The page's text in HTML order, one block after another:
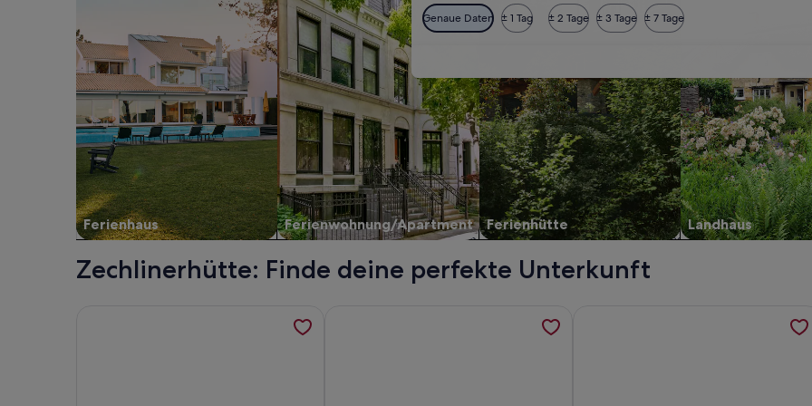
Genaue Daten ± 1 Tag ± 2 Tage ± 3 Tage ± 7 Tage
Ferienhaus Ferienwohnung/Apartment Ferienhütte Landhaus
Zechlinerhütte: Finde deine perfekte Unterkunft